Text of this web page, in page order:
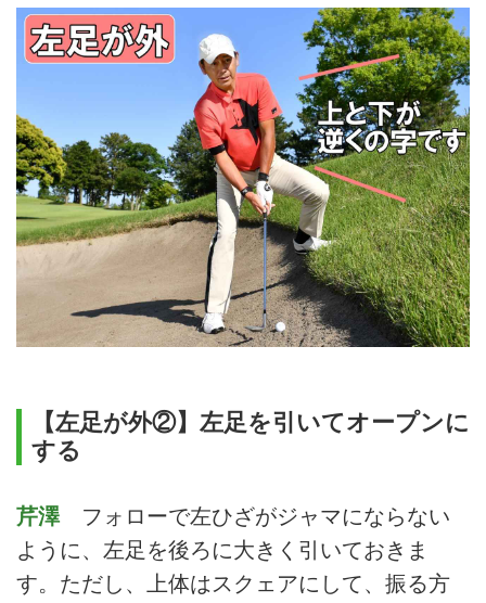
【左足が外②】左足を引いてオープンに
する
芹澤フォローで左ひざがジャマにならない
ように、左足を後ろに大きく引いておきま
す。ただし、上体はスクェアにして、振る方